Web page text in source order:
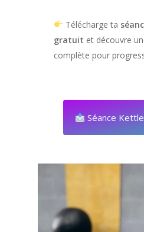
Télécharge ta
gratuit et découvre
complète pour
Séance